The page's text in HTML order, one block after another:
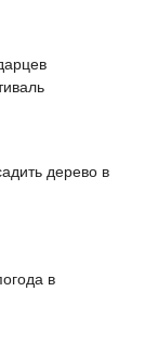
дерево в
в